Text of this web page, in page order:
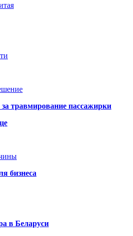
травмирование пассажирки
бизнеса
в Беларуси